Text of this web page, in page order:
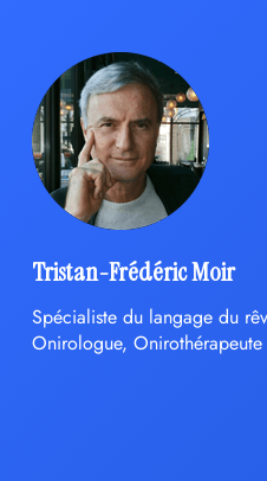
Tristan-Frédéric Moir
Spécialiste du langage du
Onirologue, Onirothérapeute